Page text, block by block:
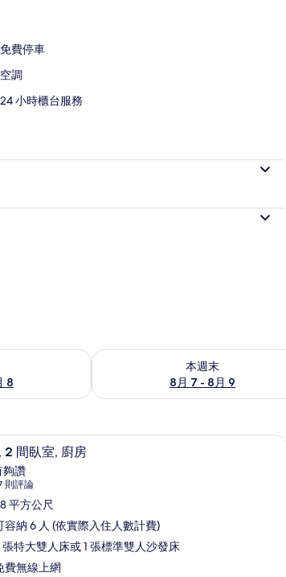
免費停車
空調
24 小時櫃台服務
8
供應情況
本週末
8月 7 - 8月 9
查看本週末 (8月 7 - 8月 9) 的供應
免費無線上網 客房內保險箱、遮光布/窗簾、熨
2 間臥室, 廚房
，滿分 10 分
夠讚
則評論
論)
平方公尺
容納 6 人 (依實際入住人數計費)
張特大雙人床或 1 張標準雙人沙發床
費無線上網